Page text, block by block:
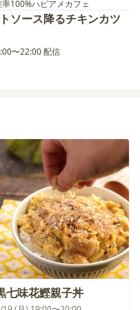
100%ハピアメカフェ
ソース降るチキンカツ
〜22:00 配信
七味花鰹親子丼